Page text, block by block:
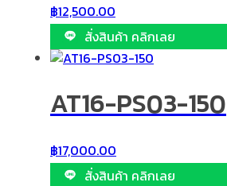
฿12,500.00
สั่งสินค้า คลิกเลย
AT16-PS03-150
฿17,000.00
สั่งสินค้า คลิกเลย